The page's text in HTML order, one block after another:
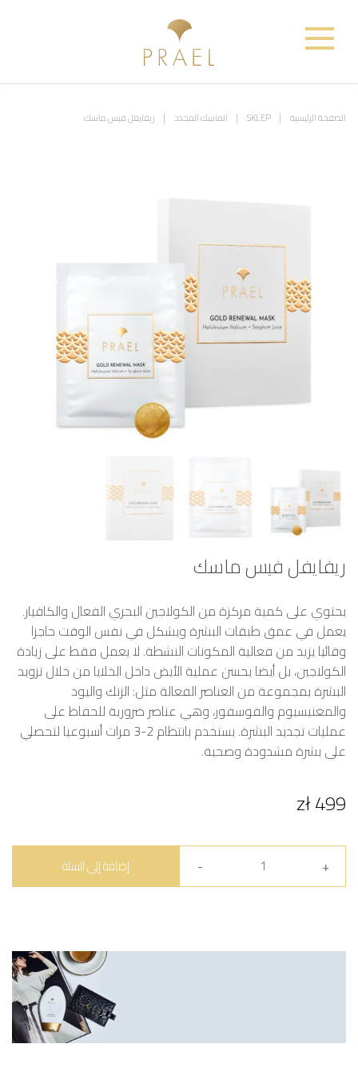
الصفحة الرئيسية SKLEP الماسك المجدد ريفايفل فيس ماسك
ريفايفل فيس ماسك
يحتوي على كمية مركزة من الكولاجين البحري الفعال والكافيار.
يعمل في عمق طبقات البشرة ويشكل في نفس الوقت حاجزا
وقائيا يزيد من فعالية المكونات النشطة. لا يعمل فقط على زيادة
الكولاجين، بل أيضا يحسن عملية الأيض داخل الخلايا من خلال تزويد
البشرة بمجموعة من العناصر الفعالة مثل: الزنك واليود
والمغنيسيوم والفوسفور، وهي عناصر ضرورية للحفاظ على
عمليات تجديد البشرة. يستخدم بانتظام 2-3 مرات أسبوعيا لتحصلي
على بشرة مشدودة وصحية.
499 zł
إضافة إلى السلة